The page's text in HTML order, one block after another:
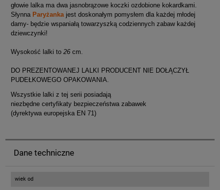
głowie lalka ma dwa jasnobrązowe koczki ozdobione kokardkami.
Słynna Paryżanka jest doskonałym pomysłem dla każdej młodej
damy- będzie wspaniałą towarzyszką codziennych zabaw każdej
dziewczynki!
Wysokość lalki to 26 cm.
DO PREZENTOWANEJ LALKI PRODUCENT NIE DOŁĄCZYŁ
PUDEŁKOWEGO OPAKOWANIA.
Wszystkie lalki z tej serii posiadają
niezbędne certyfikaty bezpieczeństwa zabawek
(dyrektywa europejska EN 71)
Dane techniczne
wiek od